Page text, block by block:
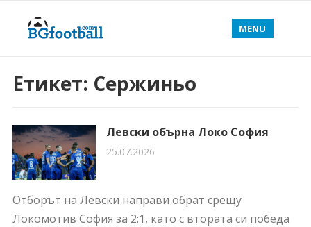
MENU
Етикет: Сержиньо
Левски обърна Локо София
25.07.2026
Отборът на Левски направи обрат срещу
Локомотив София за 2:1, като с втората си победа